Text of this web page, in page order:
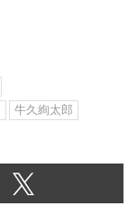
牛久絢太郎